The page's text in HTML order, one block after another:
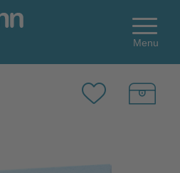
Menu